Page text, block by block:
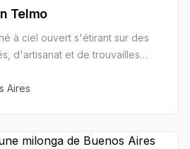
Telmo
à ciel ouvert s'étirant sur des
d'artisanat et de trouvailles
Aires